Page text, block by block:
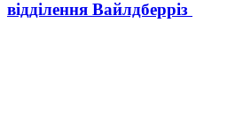
відділення Вайлдберріз